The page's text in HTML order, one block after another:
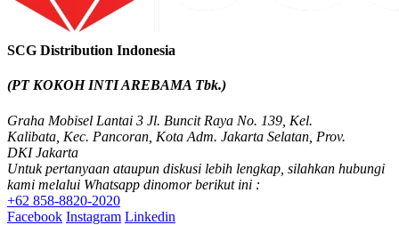
SCG Distribution Indonesia
(PT KOKOH INTI AREBAMA Tbk.)
Graha Mobisel Lantai 3 Jl. Buncit Raya No. 139, Kel.
Kalibata, Kec. Pancoran, Kota Adm. Jakarta Selatan, Prov.
DKI Jakarta
Untuk pertanyaan ataupun diskusi lebih lengkap, silahkan hubungi
kami melalui Whatsapp dinomor berikut ini :
+62 858-8820-2020
Facebook Instagram Linkedin